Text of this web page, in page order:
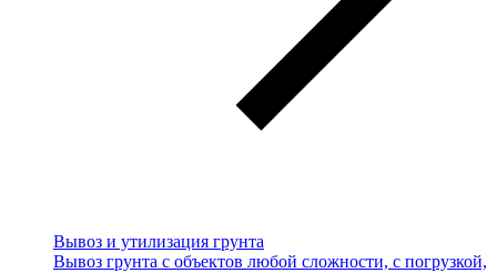
Вывоз и утилизация грунта
Вывоз грунта с объектов любой сложности, с погрузкой,